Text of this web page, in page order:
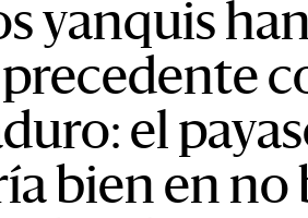
yanquis
el
bien en no